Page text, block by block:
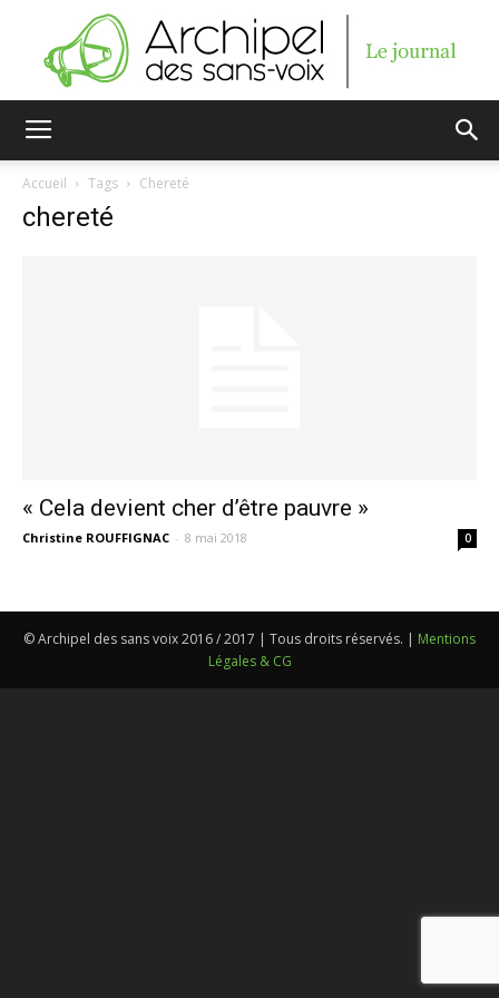
Accueil Tags Chereté
chereté
« Cela devient cher d’être pauvre »
Christine ROUFFIGNAC - 8 mai 2018 0
© Archipel des sans voix 2016 / 2017 | Tous droits réservés. | Mentions
Légales & CG